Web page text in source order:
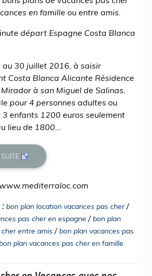
en famille ou entre amis.
départ Espagne Costa Blanca
au 30 juillet 2016, à saisir
Costa Blanca Alicante Résidence
à san Miguel de Salinas.
pour 4 personnes adultes ou
3 enfants 1200 euros seulement
lieu de 1800...
: bon plan location vacances pas cher/
pas cher en espagne /bon plan
entre amis /bon plan vacances pas
plan vacances pas cher en famille